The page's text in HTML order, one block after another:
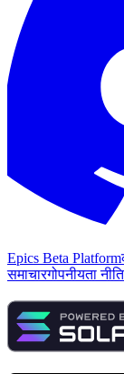
Epics Beta Platform
समाचारगोपनीयता नीति